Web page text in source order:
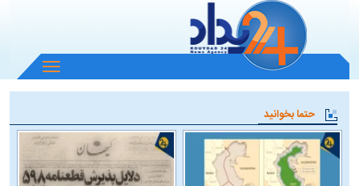
باز
و
منو
حتما بخوانید